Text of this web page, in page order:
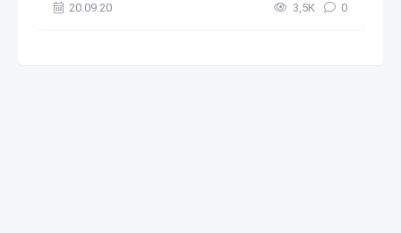
20.09.20 3,5К 0